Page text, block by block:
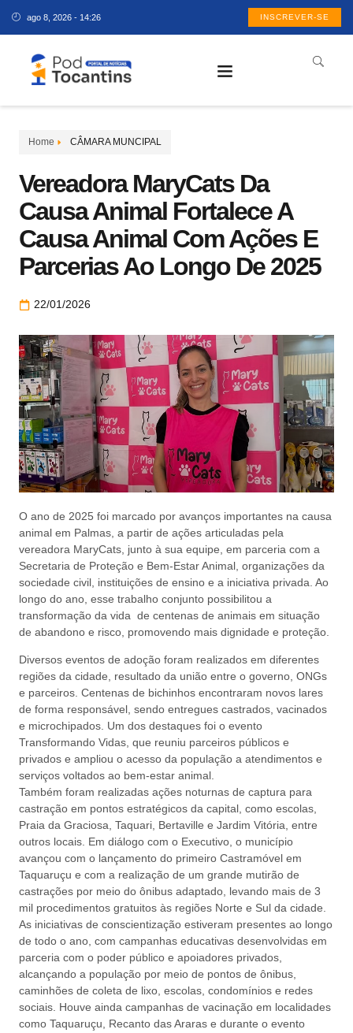
ago 8, 2026 - 14:26 INSCREVER-SE
Home CÂMARA MUNCIPAL
Vereadora MaryCats Da
Causa Animal Fortalece A
Causa Animal Com Ações E
Parcerias Ao Longo De 2025
22/01/2026
O ano de 2025 foi marcado por avanços importantes na causa
animal em Palmas, a partir de ações articuladas pela
vereadora MaryCats, junto à sua equipe, em parceria com a
Secretaria de Proteção e Bem-Estar Animal, organizações da
sociedade civil, instituições de ensino e a iniciativa privada. Ao
longo do ano, esse trabalho conjunto possibilitou a
transformação da vida de centenas de animais em situação
de abandono e risco, promovendo mais dignidade e proteção.
Diversos eventos de adoção foram realizados em diferentes
regiões da cidade, resultado da união entre o governo, ONGs
e parceiros. Centenas de bichinhos encontraram novos lares
de forma responsável, sendo entregues castrados, vacinados
e microchipados. Um dos destaques foi o evento
Transformando Vidas, que reuniu parceiros públicos e
privados e ampliou o acesso da população a atendimentos e
serviços voltados ao bem-estar animal.
Também foram realizadas ações noturnas de captura para
castração em pontos estratégicos da capital, como escolas,
Praia da Graciosa, Taquari, Bertaville e Jardim Vitória, entre
outros locais. Em diálogo com o Executivo, o município
avançou com o lançamento do primeiro Castramóvel em
Taquaruçu e com a realização de um grande mutirão de
castrações por meio do ônibus adaptado, levando mais de 3
mil procedimentos gratuitos às regiões Norte e Sul da cidade.
As iniciativas de conscientização estiveram presentes ao longo
de todo o ano, com campanhas educativas desenvolvidas em
parceria com o poder público e apoiadores privados,
alcançando a população por meio de pontos de ônibus,
caminhões de coleta de lixo, escolas, condomínios e redes
sociais. Houve ainda campanhas de vacinação em localidades
como Taquaruçu, Recanto das Araras e durante o evento